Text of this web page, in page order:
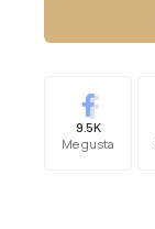
9.5K
Me gusta